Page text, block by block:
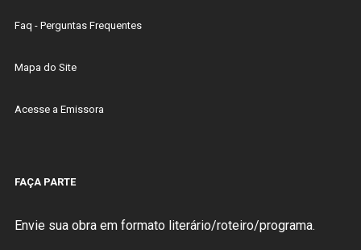
Faq - Perguntas Frequentes
Mapa do Site
Acesse a Emissora
FAÇA PARTE
Envie sua obra em formato literário/roteiro/programa.